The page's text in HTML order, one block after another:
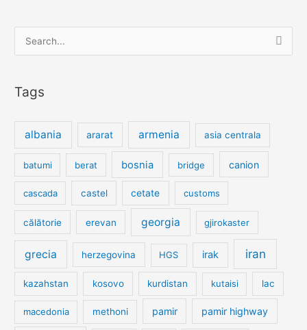
Search
for:
Tags
albania ararat armenia asia centrala
batumi berat bosnia bridge canion
cascada castel cetate customs
călătorie erevan georgia gjirokaster
grecia herzegovina HGS irak iran
kazahstan kosovo kurdistan kutaisi lac
macedonia methoni pamir pamir highway